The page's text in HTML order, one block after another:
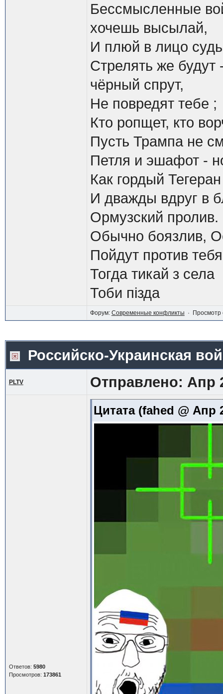
Бессмысленные
хочешь высылай,
И плюй в лицо
Стрелять же будут
чëрный спрут,
Не повредят тебе ;
Кто ропщет, кто
Пусть Трампа не
Петля и эшафот -
Как гордый
И дважды вдруг в
Ормузский пролив.
Обычно боязлив,
Пойдут против
Тогда тикай з села
Тоби пiзда
Форум: Современные конфликты ·
Российско-Украинская
PLTV Отправлено: Апр
Ответов: 5980
Просмотров: 173861
Цитата(fahed @ Апр